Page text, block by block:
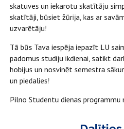
skatuves un iekarotu skatītāju
skatītāji, būsiet žūrija, kas ar
uzvarētāju!
Tā būs Tava iespēja iepazīt LU
padomus studiju ikdienai, satikt
hobijus un nosvinēt semestra
un piedalies!
Pilno Studentu dienas programmu